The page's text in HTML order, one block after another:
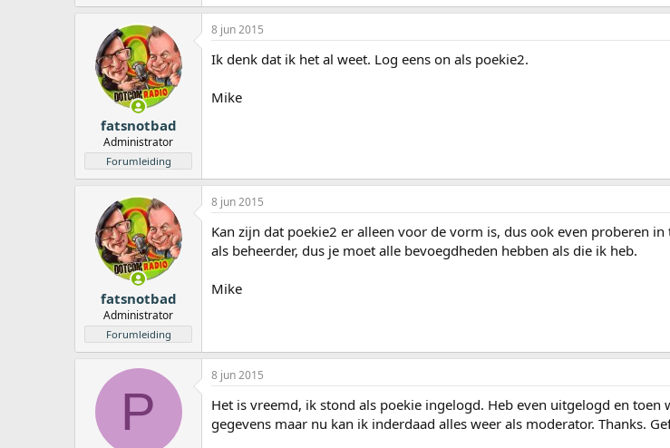
fatsnotbad
Administrator
Forumleiding
8 jun 2015
Ik denk dat ik het al weet. Log eens on als poekie2.
Mike
fatsnotbad
Administrator
Forumleiding
8 jun 2015
Kan zijn dat poekie2 er alleen voor de vorm is, dus ook even proberen in
als beheerder, dus je moet alle bevoegdheden hebben als die ik heb.
Mike
P
8 jun 2015
Het is vreemd, ik stond als poekie ingelogd. Heb even uitgelogd en toen
gegevens maar nu kan ik inderdaad alles weer als moderator. Thanks.